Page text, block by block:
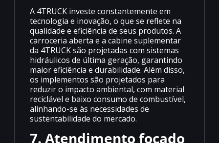
A 4TRUCK investe constantemente em
tecnologia e inovação, o que se reflete na
qualidade e eficiência de seus produtos. A
carroceria aberta e a cabine suplementar
da 4TRUCK são projetadas com sistemas
hidráulicos de última geração, garantindo
maior eficiência e durabilidade. Além disso,
os implementos são projetados para
reduzir o impacto ambiental, com material
reciclável e baixo consumo de combustível,
alinhando-se às necessidades de
sustentabilidade do mercado.
7. Atendimento focado